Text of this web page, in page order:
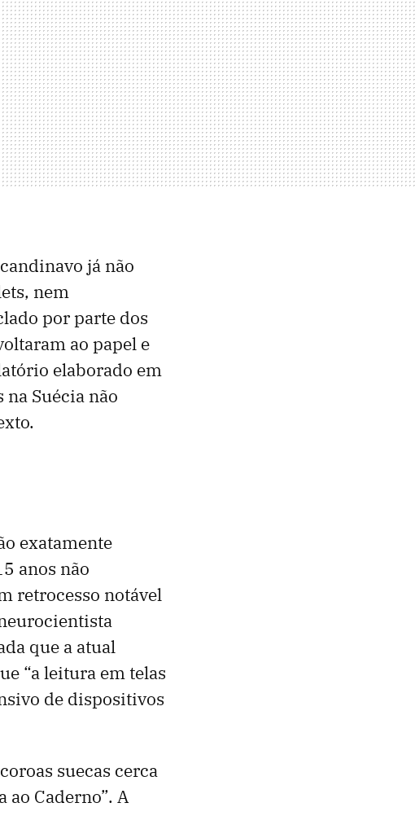
já não
nem
por parte dos
ao papel e
elaborado em
Suécia não
exatamente
anos não
retrocesso notável
que a atual
“a leitura em telas
de dispositivos
suecas cerca
ao Caderno”. A